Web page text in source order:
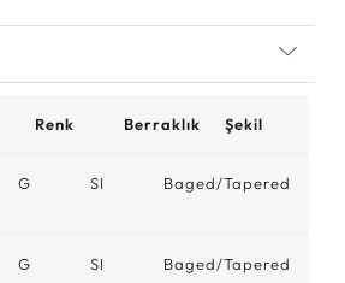
Renk Berraklık Şekil
G SI Baged/Tapered
G SI Baged/Tapered